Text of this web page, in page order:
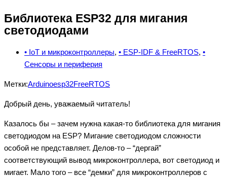
Библиотека ESP32 для мигания
светодиодами
• IoT и микроконтроллеры, • ESP-IDF & FreeRTOS, •
Сенсоры и периферия
Метки:Arduinoesp32FreeRTOS
Добрый день, уважаемый читатель!
Казалось бы – зачем нужна какая-то библиотека для мигания
светодиодом на ESP? Мигание светодиодом сложности
особой не представляет. Делов-то – “дергай”
соответствующий вывод микроконтроллера, вот светодиод и
мигает. Мало того – все “демки” для микроконтроллеров с